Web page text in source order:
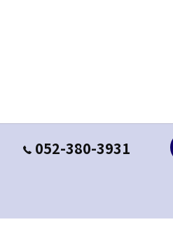
052-380-3931